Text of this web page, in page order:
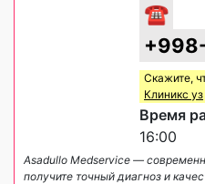
☎
Скажите,
Клиникс уз
Время
16:00
Asadullo Medservice —
получите точный диагноз и